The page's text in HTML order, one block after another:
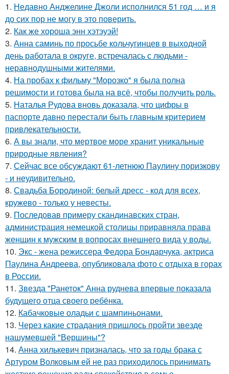
1. Недавно Анджелине Джоли исполнился 51 год … и я
до сих пор не могу в это поверить.
2. Как же хороша энн хэтэуэй!
3. Анна саминь по просьбе кольчугинцев в выходной
день работала в округе, встречалась с людьми -
неравнодушными жителями.
4. На пробах к фильму "Морозко" я была полна
решимости и готова была на всё, чтобы получить роль.
5. Наталья Рудова вновь доказала, что цифры в
паспорте давно перестали быть главным критерием
привлекательности.
6. А вы знали, что мертвое море хранит уникальные
природные явления?
7. Сейчас все обсуждают 61-летнюю Паулину поризкову
- и неудивительно.
8. Свадьба Бородиной: белый дресс - код для всех,
кружево - только у невесты.
9. Последовав примеру скандинавских стран,
администрация немецкой столицы приравняла права
женщин к мужским в вопросах внешнего вида у воды.
10. Экс - жена режиссера Федора Бондарчука, актриса
Паулина Андреева, опубликовала фото с отдыха в горах
в России.
11. Звезда "Ранеток" Анна руднева впервые показала
будущего отца своего ребёнка.
12. Кабачковые оладьи с шампиньонами.
13. Через какие страдания пришлось пройти звезде
нашумевшей "Вершины"?
14. Анна хилькевич призналась, что за годы брака с
Артуром Волковым ей не раз приходилось принимать